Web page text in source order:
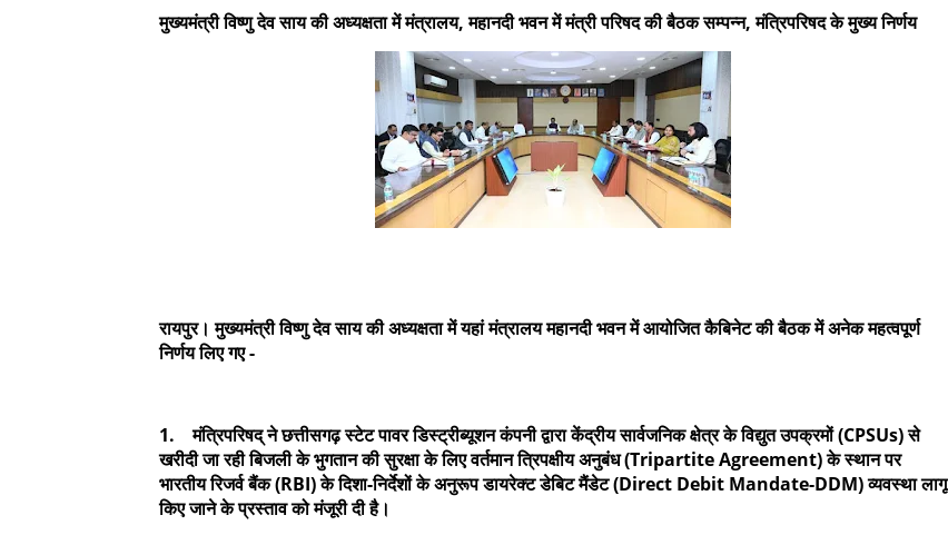
मुख्यमंत्री विष्णु देव साय की अध्यक्षता में मंत्रालय, महानदी भवन में मंत्री परिषद की बैठक सम्पन्न, मंत्रिपरिषद के मुख्य निर्णय
रायपुर। मुख्यमंत्री विष्णु देव साय की अध्यक्षता में यहां मंत्रालय महानदी भवन में आयोजित कैबिनेट की बैठक में अनेक महत्वपूर्ण
निर्णय लिए गए -
1. मंत्रिपरिषद् ने छत्तीसगढ़ स्टेट पावर डिस्ट्रीब्यूशन कंपनी द्वारा केंद्रीय सार्वजनिक क्षेत्र के विद्युत उपक्रमों (CPSUs) से
खरीदी जा रही बिजली के भुगतान की सुरक्षा के लिए वर्तमान त्रिपक्षीय अनुबंध (Tripartite Agreement) के स्थान पर
भारतीय रिजर्व बैंक (RBI) के दिशा-निर्देशों के अनुरूप डायरेक्ट डेबिट मैंडेट (Direct Debit Mandate-DDM) व्यवस्था लागू
किए जाने के प्रस्ताव को मंजूरी दी है।